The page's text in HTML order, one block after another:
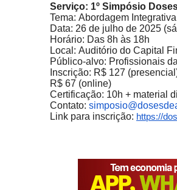
Serviço: 1º Simpósio
Tema: Abordagem
Data: 26 de julho de 2025
Horário: Das 8h às 18h
Local: Auditório do Capital
Público-alvo: Profissionais
Inscrição: R$ 127
R$ 67 (online)
Certificação: 10h + material
Contato:
Link para inscrição: https://